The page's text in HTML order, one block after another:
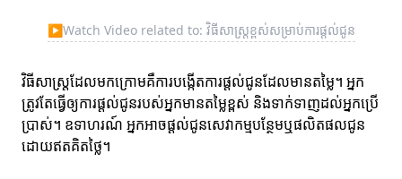
▶Watch Video related to: វិធីសាស្ត្រខ្ពស់សម្រាប់ការផ្តល់ជូន
វិធីសាស្ត្រដែលមកក្រោមគឺការបង្កើតការផ្តល់ជូនដែលមានតម្លៃ។ អ្នក
ត្រូវតែធ្វើឲ្យការផ្តល់ជូនរបស់អ្នកមានតម្លៃខ្ពស់ និងទាក់ទាញដល់អ្នកប្រើ
ប្រាស់។ ឧទាហរណ៍ អ្នកអាចផ្តល់ជូនសេវាកម្មបន្ថែមឬផលិតផលជូន
ដោយឥតគិតថ្លៃ។